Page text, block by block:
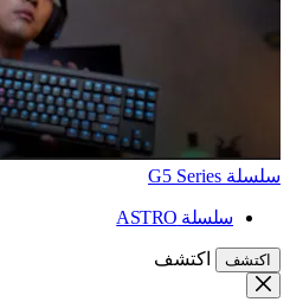
سلسلة G5 Series
سلسلة ASTRO
اكتشف اكتشف